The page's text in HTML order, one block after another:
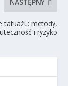
NASTĘPNY
tatuażu: metody,
i ryzyko